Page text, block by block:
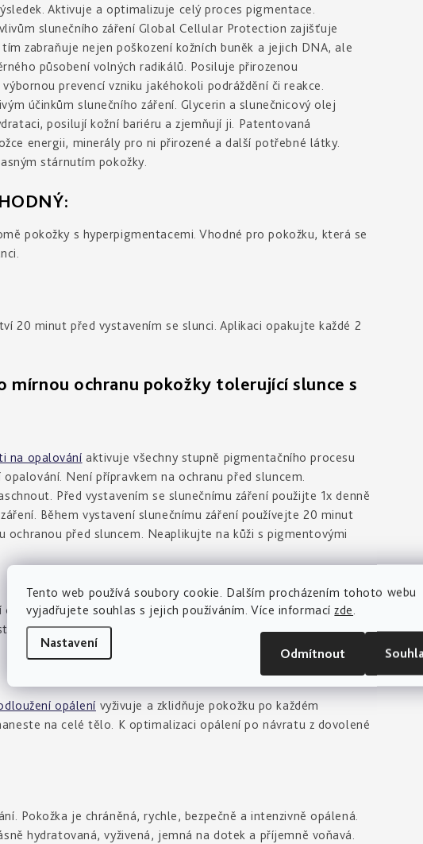
Tento web používá soubory cookie. Dalším procházením tohoto webu
vyjadřujete souhlas s jejich používáním. Více informacízde
Nastavení
Odmítnout
Aktivuje a optimalizuje celý proces pigmentace.
slunečního záření Global Cellular Protection zajišťuje
zabraňuje nejen poškození kožních buněk a jejich DNA, ale
působení volných radikálů. Posiluje přirozenou
prevencí vzniku jakéhokoli podráždění či reakce.
účinkům slunečního záření. Glycerin a slunečnicový olej
posilují kožní bariéru a zjemňují ji. Patentovaná
energii, minerály pro ni přirozené a další potřebné látky.
stárnutím pokožky.
pokožky s hyperpigmentacemi. Vhodné pro pokožku, která se
20 minut před vystavením se slunci. Aplikaci opakujte každé 2
mírnou ochranu pokožky tolerující slunce s
na opalování aktivuje všechny stupně pigmentačního procesu
Není přípravkem na ochranu před sluncem.
Před vystavením se slunečnímu záření použijte 1x denně
Během vystavení slunečnímu záření používejte 20 minut
ochranou před sluncem. Neaplikujte na kůži s pigmentovými
chrání před UV zářením, optimalizuje a podporuje přirozené
na tělo 20 minut před vystavením se slunci. Aplikaci opakujte
opálení vyživuje a zklidňuje pokožku po každém
na celé tělo. K optimalizaci opálení po návratu z dovolené
Pokožka je chráněná, rychle, bezpečně a intenzivně opálená.
hydratovaná, vyživená, jemná na dotek a příjemně voňavá.